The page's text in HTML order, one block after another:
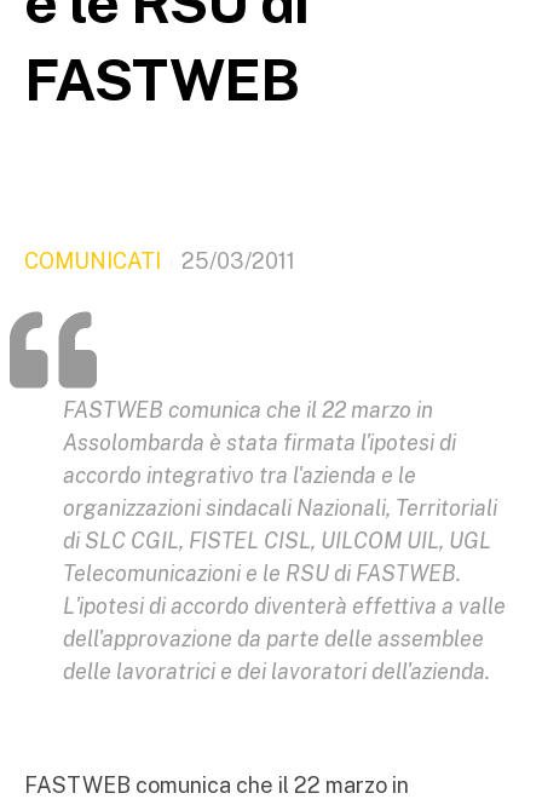
FASTWEB
COMUNICATI 25/03/2011
FASTWEB comunica che il 22 marzo in
Assolombarda è stata firmata l'ipotesi di
accordo integrativo tra l'azienda e le
organizzazioni sindacali Nazionali, Territoriali
di SLC CGIL, FISTEL CISL, UILCOM UIL, UGL
Telecomunicazioni e le RSU di FASTWEB.
L'ipotesi di accordo diventerà effettiva a valle
dell'approvazione da parte delle assemblee
delle lavoratrici e dei lavoratori dell'azienda.
FASTWEB comunica che il 22 marzo in